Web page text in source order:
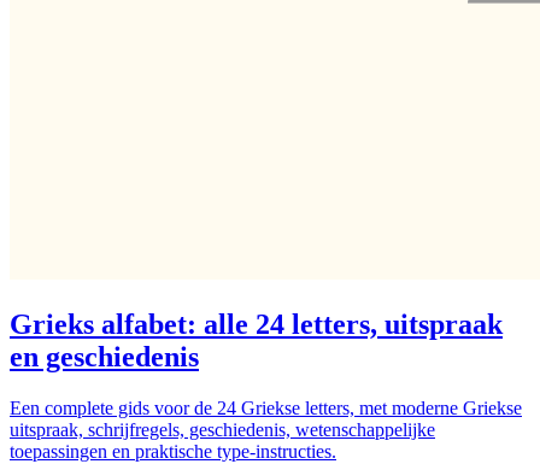
Grieks alfabet: alle 24 letters, uitspraak
en geschiedenis
Een complete gids voor de 24 Griekse letters, met moderne Griekse
uitspraak, schrijfregels, geschiedenis, wetenschappelijke
toepassingen en praktische type-instructies.